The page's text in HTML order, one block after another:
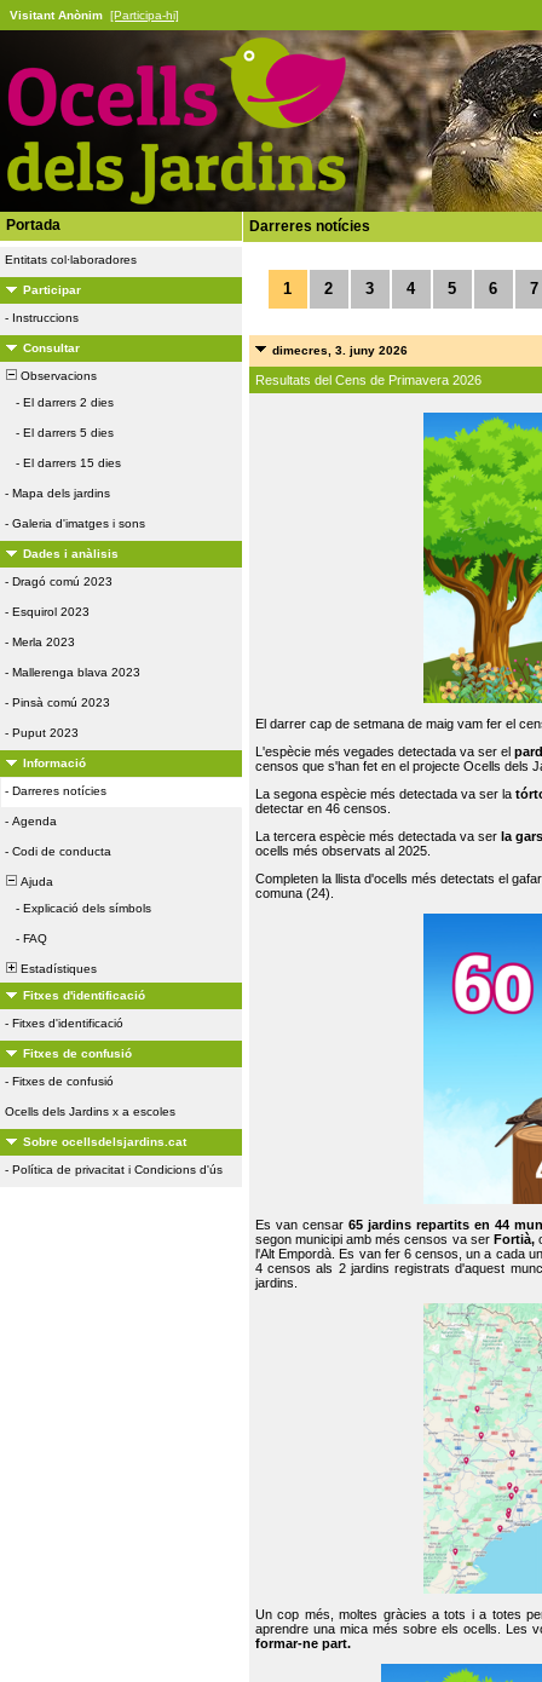
Visitant Anònim [Participa-hi]
Portada
Entitats col·laboradores
Participar
- Instruccions
Consultar
Observacions
- El darrers 2 dies
- El darrers 5 dies
- El darrers 15 dies
- Mapa dels jardins
- Galeria d'imatges i sons
Dades i anàlisis
- Dragó comú 2023
- Esquirol 2023
- Merla 2023
- Mallerenga blava 2023
- Pinsà comú 2023
- Puput 2023
Informació
- Darreres notícies
- Agenda
- Codi de conducta
Ajuda
- Explicació dels símbols
- FAQ
Estadístiques
Fitxes d'identificació
- Fitxes d'identificació
Fitxes de confusió
- Fitxes de confusió
Ocells dels Jardins x a escoles
Sobre ocellsdelsjardins.cat
- Política de privacitat i Condicions d'ús
Darreres notícies
1 2 3 4 5 6 7
dimecres, 3. juny 2026
Resultats del Cens de Primavera 2026
El darrer cap de setmana de maig vam fer el
L'espècie més vegades detectada va ser el
censos que s'han fet en el projecte Ocells dels
La segona espècie més detectada va ser la
detectar en 46 censos.
La tercera espècie més detectada va ser la
ocells més observats al 2025.
Completen la llista d'ocells més detectats el
comuna (24).
Es van censar65 jardins repartits en 44
segon municipi amb més censos va ser Fortià,
l'Alt Empordà. Es van fer 6 censos, un a cada
4 censos als 2 jardins registrats d'aquest
jardins.
Un cop més, moltes gràcies a tots i a totes
aprendre una mica més sobre els ocells. Les
formar-ne part.